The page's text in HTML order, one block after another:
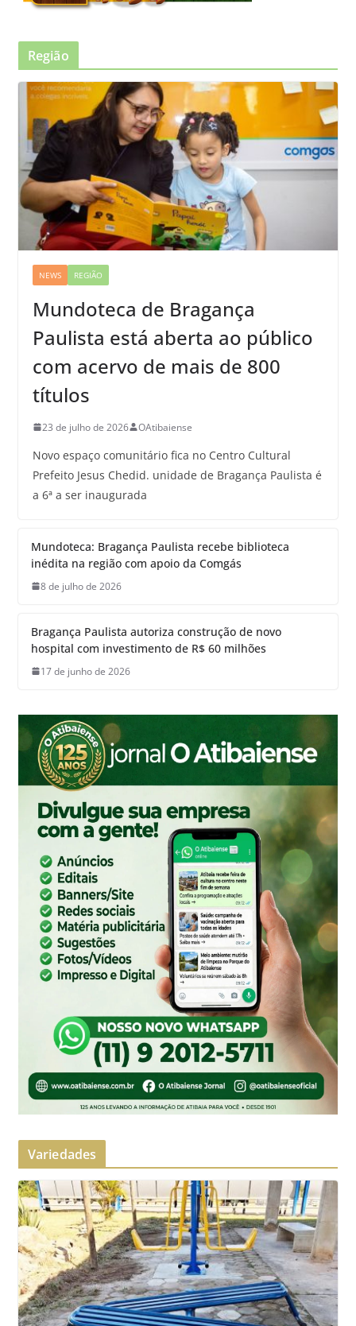
Região
NEWS REGIÃO
Mundoteca de Bragança
Paulista está aberta ao público
com acervo de mais de 800
títulos
23 de julho de 2026 OAtibaiense
Novo espaço comunitário fica no Centro Cultural
Prefeito Jesus Chedid. unidade de Bragança Paulista é
a 6ª a ser inaugurada
Mundoteca: Bragança Paulista recebe biblioteca
inédita na região com apoio da Comgás
8 de julho de 2026
Bragança Paulista autoriza construção de novo
hospital com investimento de R$ 60 milhões
17 de junho de 2026
Variedades